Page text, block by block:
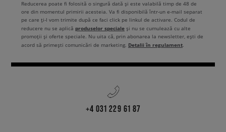
Reducerea poate fi folosită o singură dată și este valabilă timp de 48 de
ore din momentul primirii acesteia. Va fi disponibilă într-un e-mail separat
pe care ți-l vom trimite după ce faci click pe linkul de activare. Codul de
reducere nu se aplică produselor speciale și nu se cumulează cu alte
promoții și oferte speciale. Nu uita că, prin abonarea la newsletter, ești de
acord să primești comunicări de marketing. Detalii în regulament.
+4 031 229 61 87